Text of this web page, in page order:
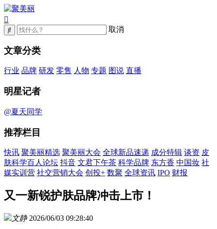
取消
文章分类
行业 品牌 研发 零售 人物 专题 图说 直播
明星记者
@夏天同学
推荐栏目
快讯 聚美丽精选 聚美丽大会 全球新品速递 成分特辑 谈资 皮
肤科学百人论坛 抖音 文君下午茶 科学品牌 东方香 中国妆 社
媒实训营 社交营销大会 创投+ 数聚 全球资讯 IPO 财报
又一新锐护肤品牌冲击上市！
文静 2026/06/03 09:28:40